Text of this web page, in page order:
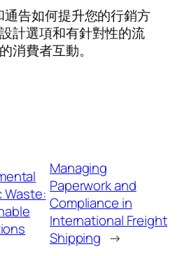
通告如何提升您的行銷方
計選項和有針對性的流
消費者互動。
Waste:
Managing
Paperwork and
Compliance in
International Freight
Shipping →